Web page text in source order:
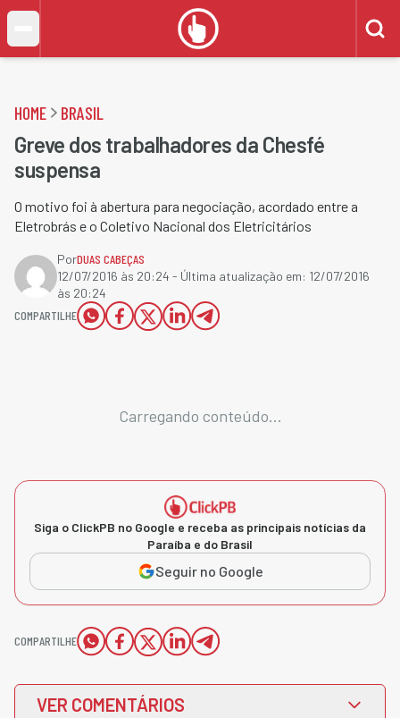
HOME BRASIL
Greve dos trabalhadores da Chesfé
suspensa
O motivo foi à abertura para negociação, acordado entre a
Eletrobrás e o Coletivo Nacional dos Eletricitários
PorDUAS CABEÇAS
12/07/2016 às 20:24 - Última atualização em: 12/07/2016
às 20:24
COMPARTILHE
Carregando conteúdo...
Siga o ClickPB no Google e receba as principais notícias da
Paraíba e do Brasil
Seguir no Google
COMPARTILHE
VER COMENTÁRIOS